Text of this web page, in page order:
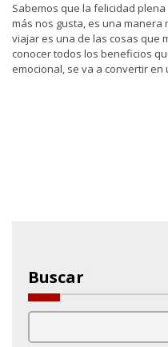
Sabemos que la felicidad
más nos gusta, es una manera
viajar es una de las cosas que
conocer todos los beneficios
emocional, se va a convertir en
Buscar